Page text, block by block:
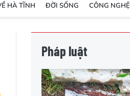
HÀ TĨNH ĐỜI SỐNG CÔNG NGHỆ
Pháp luật